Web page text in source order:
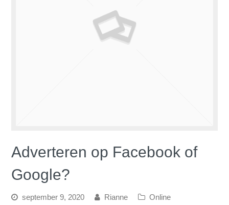
Adverteren op Facebook of
Google?
september 9, 2020 Rianne Online